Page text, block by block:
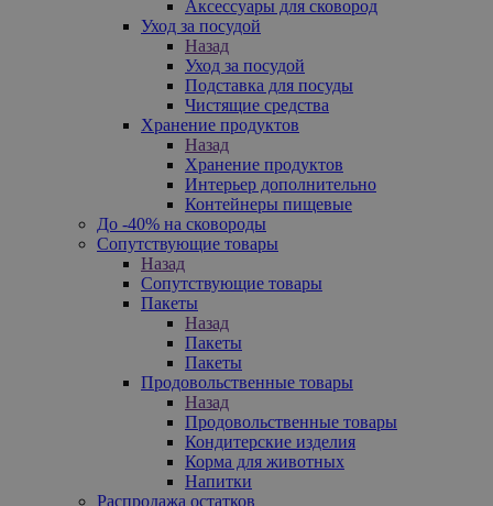
Аксессуары для сковород
Уход за посудой
Назад
Уход за посудой
Подставка для посуды
Чистящие средства
Хранение продуктов
Назад
Хранение продуктов
Интерьер дополнительно
Контейнеры пищевые
До -40% на сковороды
Сопутствующие товары
Назад
Сопутствующие товары
Пакеты
Назад
Пакеты
Пакеты
Продовольственные товары
Назад
Продовольственные товары
Кондитерские изделия
Корма для животных
Напитки
Распродажа остатков